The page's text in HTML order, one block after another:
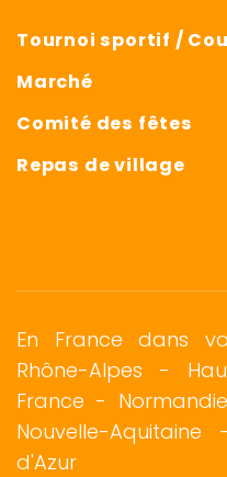
Tournoi sportif /
Marché
Comité des fêtes
Repas de village
En France dans
Rhône-Alpes -
France - Normandie
Nouvelle-Aquitaine
d'Azur